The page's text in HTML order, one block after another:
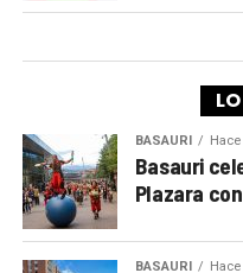
BASAURI
Basauri
Plazara
BASAURI